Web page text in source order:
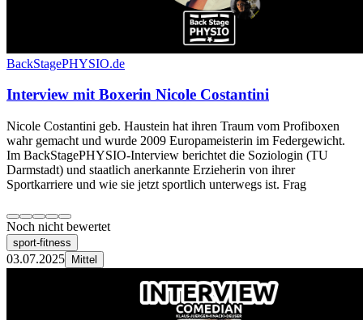
BackStagePHYSIO.de
Interview mit Boxerin Nicole Costantini
Nicole Costantini geb. Haustein hat ihren Traum vom Profiboxen
wahr gemacht und wurde 2009 Europameisterin im Federgewicht.
Im BackStagePHYSIO-Interview berichtet die Soziologin (TU
Darmstadt) und staatlich anerkannte Erzieherin von ihrer
Sportkarriere und wie sie jetzt sportlich unterwegs ist. Frag
Noch nicht bewertet
sport-fitness
03.07.2025 Mittel